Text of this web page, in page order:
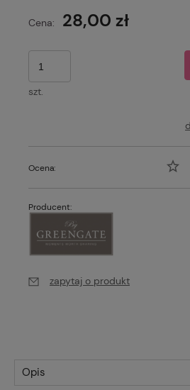
Cena: 28,00 zł
szt.
Ocena:
Producent:
zapytaj o produkt
Opis